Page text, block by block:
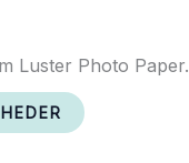
Luster Photo Paper.